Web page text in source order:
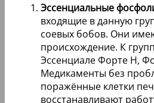
Эссенциальные
входящие в данную
соевых бобов. Они
происхождение. К
Эссенциале Форте Н,
Медикаменты без
поражённые клетки
восстанавливают